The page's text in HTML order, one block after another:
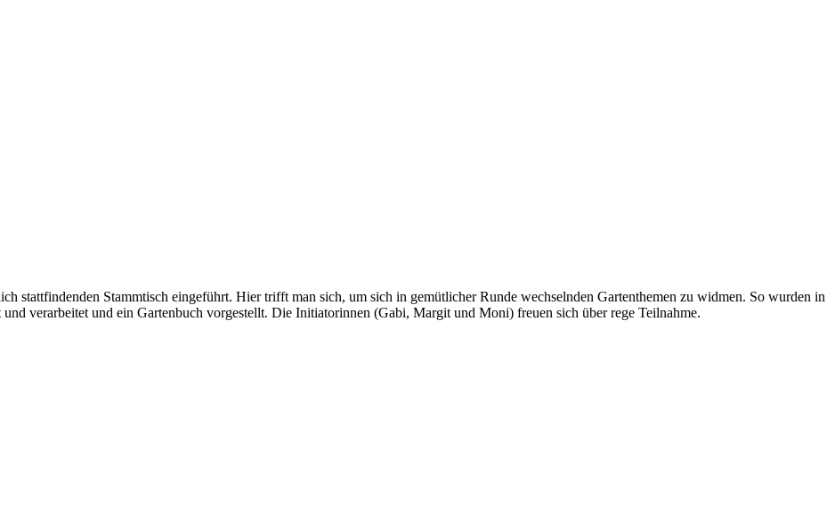
stattfindenden Stammtisch eingeführt. Hier trifft man sich, um sich in gemütlicher Runde wechselnden Gartenthemen zu widmen. So wurden in
und verarbeitet und ein Gartenbuch vorgestellt. Die Initiatorinnen (Gabi, Margit und Moni) freuen sich über rege Teilnahme.